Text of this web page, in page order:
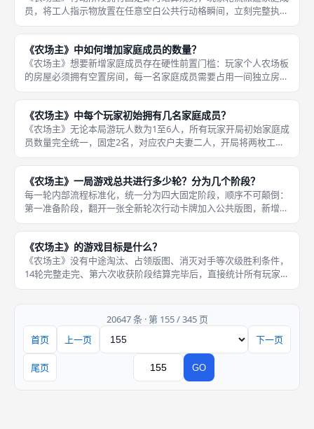
员，将工人指示物放置在任意空白公共行动格瞬间，立刻完整执行
该格子标注的全部行动效果，资源领取、开垦田地、搭建畜栏、购
买牲畜、生育家人、烘烤面包、抢占起始玩家等全部即时生效，不
存在延迟
《农场主》中如何增加家庭成员的数量？
《农场主》想要新增家庭成员存在硬性前置门槛：玩家个人农场板
的房屋必须拥有空置房间，每一名家庭成员需要占用一间独立房屋
格子，无空房间无法生育孩子，这是不可跳过的基础条件，房屋初
始仅两间，最多容纳两名初始夫妻，想要生娃必须先执行扩建房屋
行动，消
《农场主》中每个玩家初始拥有几名家庭成员？
《农场主》无论本局游玩人数为1至6人，所有玩家开局初始家庭成
员数量完全统一，固定2名，对应农户夫妻二人，开局将两枚工人
指示物分别放入个人农场板两间初始木屋格子内，剩余未出生的孩
子全部存放公共配件堆，需要通过专属行动格、卡牌效果解锁新增
家庭成
《农场主》一局游戏总共进行多少轮？分为几个阶段？
每一轮内部流程标准化，统一分为四大固定阶段，顺序不可颠倒：
第一准备阶段，翻开一张全新轮次行动卡牌加入公共版图，新增永
久可用行动工位，同时结算轮次卡牌自带资源补给；第二补充资源
阶段，所有带箭头标记的累积行动格，按照标注数量补充对应资
源、动物，
《农场主》的游戏目标是什么？
《农场主》没有中途淘汰、占领版图、消灭对手等次级胜利条件，
14轮完整走完、第六次收获阶段结算完毕后，直接统计所有玩家终
局总分，全场分数最高者直接夺得本局胜利，所有运营、抢占工
20647 条 · 第 155 / 345 页
首页
上一页 下一页
尾页 GO